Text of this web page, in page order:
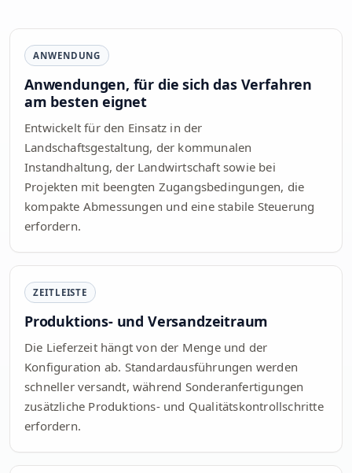
ANWENDUNG
Anwendungen, für die sich das Verfahren
am besten eignet
Entwickelt für den Einsatz in der
Landschaftsgestaltung, der kommunalen
Instandhaltung, der Landwirtschaft sowie bei
Projekten mit beengten Zugangsbedingungen, die
kompakte Abmessungen und eine stabile Steuerung
erfordern.
ZEITLEISTE
Produktions- und Versandzeitraum
Die Lieferzeit hängt von der Menge und der
Konfiguration ab. Standardausführungen werden
schneller versandt, während Sonderanfertigungen
zusätzliche Produktions- und Qualitätskontrollschritte
erfordern.